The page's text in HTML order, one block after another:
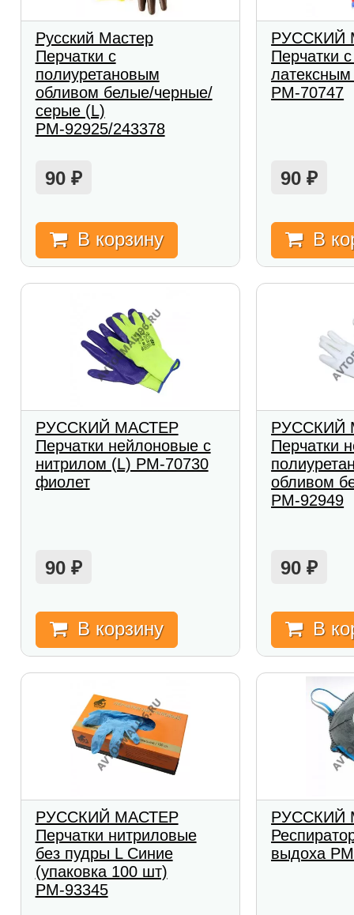
Русский Мастер
Перчатки с
полиуретановым
обливом белые/черные/
серые (L)
РМ-92925/243378
90 ₽
В корзину
РУССКИЙ
Перчатки
РМ-70747
90₽
В
РУССКИЙ МАСТЕР
Перчатки нейлоновые с
нитрилом (L) РМ-70730
фиолет
90 ₽
В корзину
РУССКИЙ
Перчатки
обливом
РМ-92949
90₽
В
РУССКИЙ МАСТЕР
Перчатки нитриловые
без пудры L Синие
(упаковка 100 шт)
РМ-93345
РУССКИЙ
выдоха